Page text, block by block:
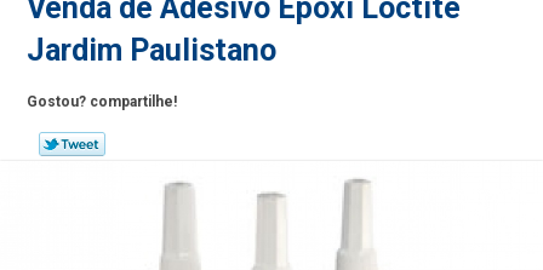
Venda de Adesivo Epóxi Loctite
Jardim Paulistano
Gostou? compartilhe!